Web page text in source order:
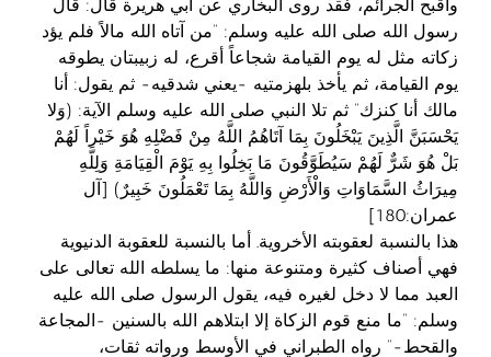
وأقبح الجرائم، فقد روى البخاري عن أبي هريرة قال: قال
رسول الله صلى الله عليه وسلم: “من آتاه الله مالاً فلم يؤد
زكاته مثل له يوم القيامة شجاعاً أقرع، له زبيبتان يطوقه
يوم القيامة، ثم يأخذ بلهزمتيه -يعني شدقيه- ثم يقول: أنا
مالك أنا كنزك” ثم تلا النبي صلى الله عليه وسلم الآية: (وَلا
يَحْسَبَنَّ الَّذِينَ يَبْخَلُونَ بِمَا آتَاهُمُ اللَّهُ مِنْ فَضْلِهِ هُوَ خَيْراً لَهُمْ
بَلْ هُوَ شَرٌّ لَهُمْ سَيُطَوَّقُونَ مَا بَخِلُوا بِهِ يَوْمَ الْقِيَامَةِ وَلِلَّهِ
مِيرَاثُ السَّمَاوَاتِ وَالْأَرْضِ وَاللَّهُ بِمَا تَعْمَلُونَ خَبِيرٌ) [آل
عمران:180]
هذا بالنسبة لعقوبته الأخروية. أما بالنسبة للعقوبة الدنيوية
فهي أصناف كثيرة ومتنوعة منها: ما يسلطه الله تعالى على
العبد مما لا دخل لغيره فيه، يقول الرسول صلى الله عليه
وسلم: “ما منع قوم الزكاة إلا ابتلاهم الله بالسنين -المجاعة
والقحط-” رواه الطبراني في الأوسط ورواته ثقات،